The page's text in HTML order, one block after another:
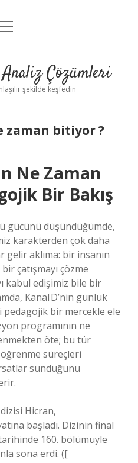
Uyarı Çözümleri
şekilde keşfedin
zaman bitiyor ?
Ne Zaman
Bir Bakış
gücünü düşündüğümde,
karakterden çok daha
gelir aklıma: bir insanın
çatışmayı çözme
kabul edişimiz bile bir
Kanal D’nin günlük
pedagojik bir mercekle ele
programının ne
öte; bu tür
süreçleri
sunduğunu
Hicran,
başladı. Dizinin final
160. bölümüyle
sona erdi. ([